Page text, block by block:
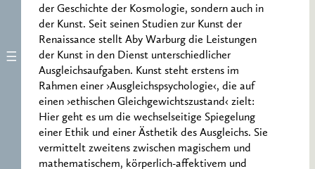
der Geschichte der Kosmologie, sondern auch in
der Kunst. Seit seinen Studien zur Kunst der
Renaissance stellt Aby Warburg die Leistungen
der Kunst in den Dienst unterschiedlicher
Ausgleichsaufgaben. Kunst steht erstens im
Rahmen einer ›Ausgleichspsychologie‹, die auf
einen ›ethischen Gleichgewichtszustand‹ zielt:
Hier geht es um die wechselseitige Spiegelung
einer Ethik und einer Ästhetik des Ausgleichs. Sie
vermittelt zweitens zwischen magischem und
mathematischem, körperlich-affektivem und